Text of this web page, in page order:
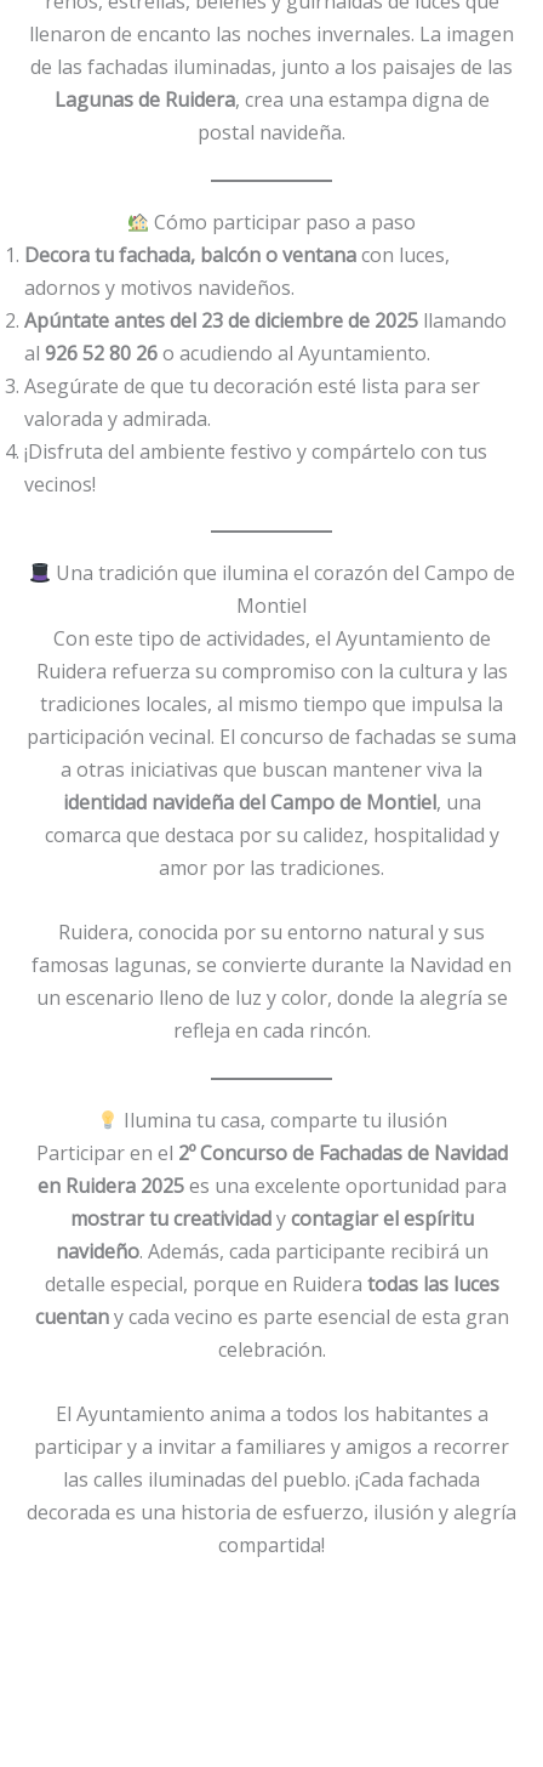
llenaron de encanto las noches invernales. La imagen
de las fachadas iluminadas, junto a los paisajes de las
Lagunas de Ruidera, crea una estampa digna de
postal navideña.
Cómo participar paso a paso
Decora tu fachada, balcón o ventanacon luces,
adornos y motivos navideños.
Apúntate antes del 23 de diciembre de 2025 llamando
al 926 52 80 26o acudiendo al Ayuntamiento.
Asegúrate de que tu decoración esté lista para ser
valorada y admirada.
¡Disfruta del ambiente festivo y compártelo con tus
vecinos!
Una tradición que ilumina el corazón del Campo de
Montiel
Con este tipo de actividades, el Ayuntamiento de
Ruidera refuerza su compromiso con la cultura y las
tradiciones locales, al mismo tiempo que impulsa la
participación vecinal. El concurso de fachadas se suma
a otras iniciativas que buscan mantener viva la
identidad navideña del Campo de Montiel, una
comarca que destaca por su calidez, hospitalidad y
amor por las tradiciones.
Ruidera, conocida por su entorno natural y sus
famosas lagunas, se convierte durante la Navidad en
un escenario lleno de luz y color, donde la alegría se
refleja en cada rincón.
Ilumina tu casa, comparte tu ilusión
Participar en el 2º Concurso de Fachadas de Navidad
en Ruidera 2025es una excelente oportunidad para
mostrar tu creatividadycontagiar el espíritu
navideño. Además, cada participante recibirá un
detalle especial, porque en Ruidera todas las luces
cuentany cada vecino es parte esencial de esta gran
celebración.
El Ayuntamiento anima a todos los habitantes a
participar y a invitar a familiares y amigos a recorrer
las calles iluminadas del pueblo. ¡Cada fachada
decorada es una historia de esfuerzo, ilusión y alegría
compartida!